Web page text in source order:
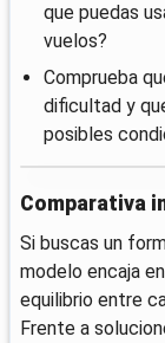
que puedas
vuelos?
Comprueba
dificultad y
posibles
Comparativa
Si buscas un
modelo encaja
equilibrio entre
Frente a